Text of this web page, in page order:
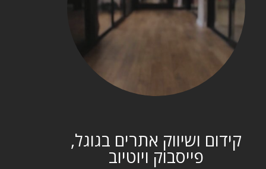
קידום ושיווק אתרים בגוגל,
פייסבוק ויוטיוב